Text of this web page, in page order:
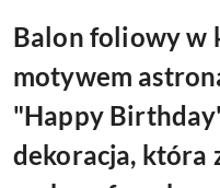
Balon foliowy w
motywem
"Happy
dekoracja, która